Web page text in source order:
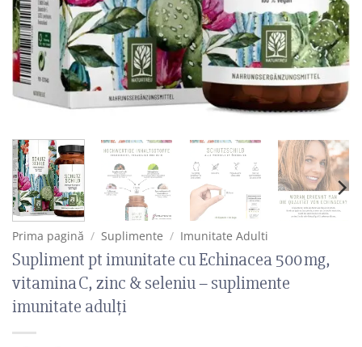
Prima pagină / Suplimente / Imunitate Adulti
Supliment pt imunitate cu Echinacea 500 mg,
vitamina C, zinc & seleniu – suplimente
imunitate adulți